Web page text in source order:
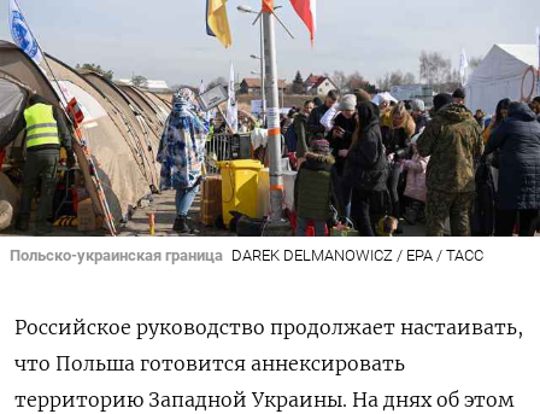
Польско-украинская граница DAREK DELMANOWICZ / EPA / ТАСС
Российское руководство продолжает настаивать,
что Польша готовится аннексировать
территорию Западной Украины. На днях об этом